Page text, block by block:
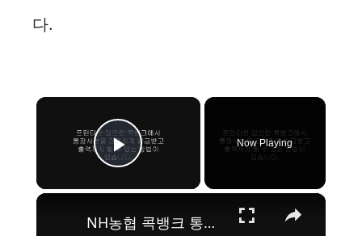
다.
×
Play Video
Now Playing
×
NH농협 콕뱅크 통장사본 발급 받는 방법